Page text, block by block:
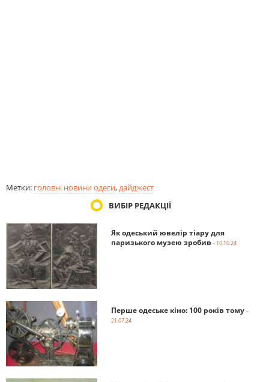
Метки: головні новини одеси,дайджест
ВИБІР РЕДАКЦІЇ
Як одеський ювелір тіару для
паризького музею зробив - 10.10.24
Перше одеське кіно: 100 років тому -
21.07.24